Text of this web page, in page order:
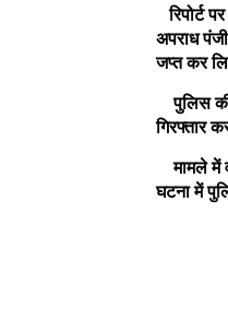
रिपोर्ट
अपराध
जप्त कर
पुलिस की
गिरफ्तार
मामले में
घटना में